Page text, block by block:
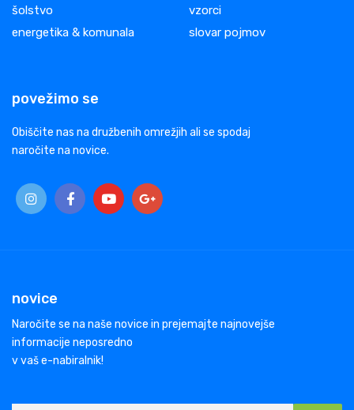
šolstvo
energetika & komunala
vzorci
slovar pojmov
povežimo se
Obiščite nas na družbenih omrežjih ali se spodaj
naročite na novice.
novice
Naročite se na naše novice in prejemajte najnovejše
informacije neposredno
v vaš e-nabiralnik!